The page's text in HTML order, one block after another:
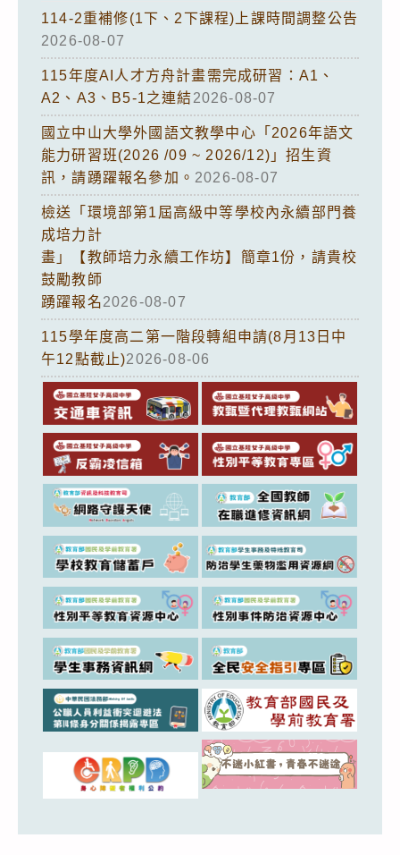
114-2重補修(1下、2下課程)上課時間調整公告
2026-08-07
115年度AI人才方舟計畫需完成研習：A1、
A2、A3、B5-1之連結2026-08-07
國立中山大學外國語文教學中心「2026年語文
能力研習班(2026 /09 ~ 2026/12)」招生資
訊，請踴躍報名參加。 2026-08-07
檢送「環境部第1屆高級中等學校內永續部門養
成培力計
畫」【教師培力永續工作坊】簡章1份，請貴校
鼓勵教師
踴躍報名2026-08-07
115學年度高二第一階段轉組申請(8月13日中
午12點截止)2026-08-06